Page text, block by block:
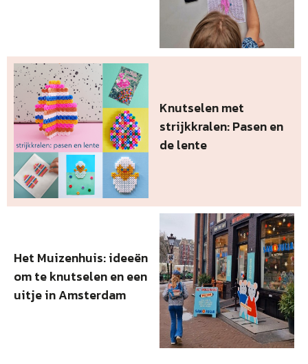
Knutselen met
strijkkralen: Pasen en
de lente
Het Muizenhuis: ideeën
om te knutselen en een
uitje in Amsterdam